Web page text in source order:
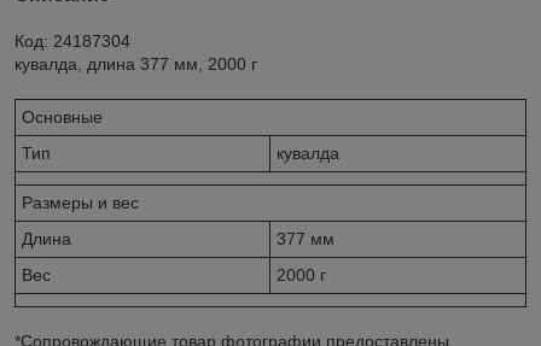
Код: 24187304
кувалда, длина 377 мм, 2000 г
Основные
Тип
кувалда
Размеры и вес
Длина
377 мм
Вес
2000 г
*Сопровождающие товар фотографии предоставлены